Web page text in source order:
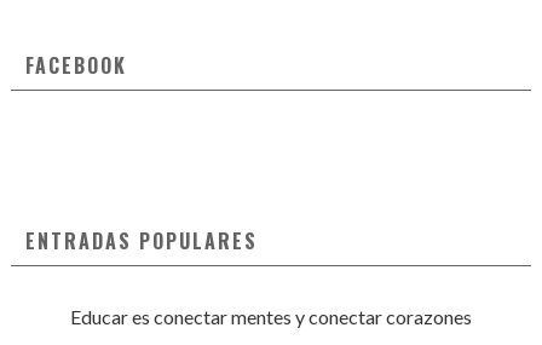
FACEBOOK
ENTRADAS POPULARES
Educar es conectar mentes y conectar corazones